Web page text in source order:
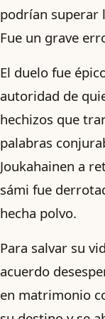
podrían superar
Fue un grave
El duelo fue
autoridad de
hechizos que
palabras
Joukahainen a
sámi fue
hecha polvo.
Para salvar su
acuerdo
en matrimonio